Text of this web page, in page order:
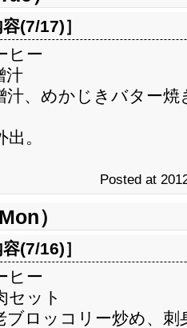
(7/17)］
ヒー
汁
汁、めかじきバター
。
Posted at
）
(7/16)］
ヒー
セット
ブロッコリー炒め、刺